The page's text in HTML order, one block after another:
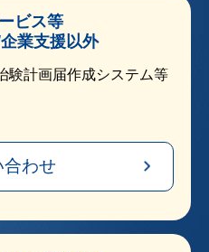
ビス等
業支援以外
験計画届作成システム等
合わせ